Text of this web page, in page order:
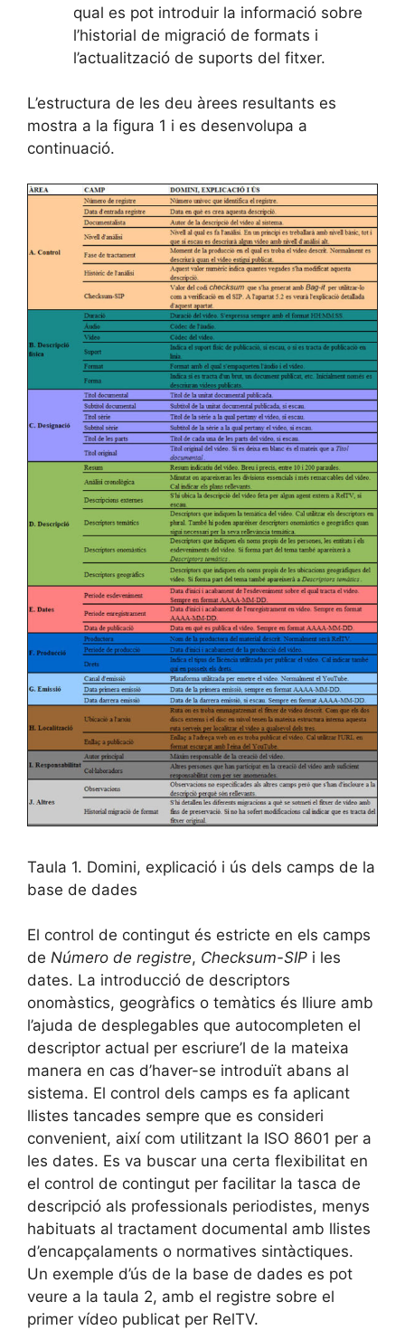
qual es pot introduir la informació sobre
l’historial de migració de formats i
l’actualització de suports del fitxer.
L’estructura de les deu àrees resultants es
mostra a la figura 1 i es desenvolupa a
continuació.
Taula 1. Domini, explicació i ús dels camps de la
base de dades
El control de contingut és estricte en els camps
de Número de registre, Checksum-SIP i les
dates. La introducció de descriptors
onomàstics, geogràfics o temàtics és lliure amb
l’ajuda de desplegables que autocompleten el
descriptor actual per escriure’l de la mateixa
manera en cas d’haver-se introduït abans al
sistema. El control dels camps es fa aplicant
llistes tancades sempre que es consideri
convenient, així com utilitzant la ISO 8601 per a
les dates. Es va buscar una certa flexibilitat en
el control de contingut per facilitar la tasca de
descripció als professionals periodistes, menys
habituats al tractament documental amb llistes
d’encapçalaments o normatives sintàctiques.
Un exemple d’ús de la base de dades es pot
veure a la taula 2, amb el registre sobre el
primer vídeo publicat per RelTV.